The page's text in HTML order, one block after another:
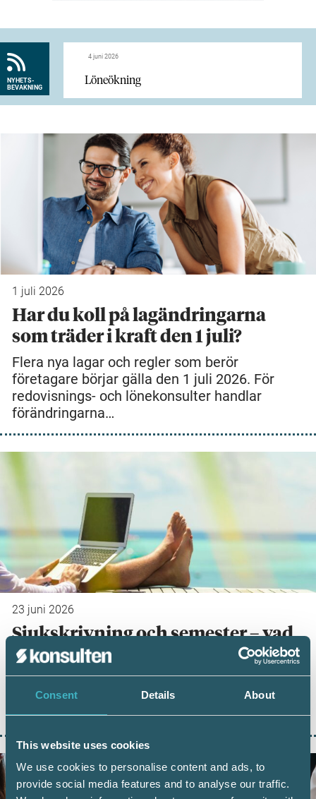
Consent Details About
This website uses cookies
We use cookies to personalise content and ads, to
provide social media features and to analyse our traffic.
NYHETS-
BEVAKNING
4 juni 2026
Löneökning
1 juli 2026
Har du koll på lagändringarna
som träder i kraft den 1 juli?
Flera nya lagar och regler som berör
företagare börjar gälla den 1 juli 2026. För
redovisnings- och lönekonsulter handlar
förändringarna…
23 juni 2026
Sjukskrivning och semester – vad
gäller?
Semester och sjukskrivning är två områden
som ofta väcker frågor hos både arbetsgivare
och anställda. Inför sommaren är det därför…